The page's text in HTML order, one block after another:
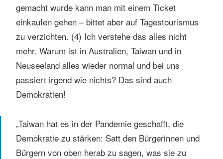
gemacht wurde kann man mit einem Ticket
einkaufen gehen – bittet aber auf Tagestourismus
zu verzichten. (4) Ich verstehe das alles nicht
mehr. Warum ist in Australien, Taiwan und in
Neuseeland alles wieder normal und bei uns
passiert irgend wie nichts? Das sind auch
Demokratien!
„Taiwan hat es in der Pandemie geschafft, die
Demokratie zu stärken: Satt den Bürgerinnen und
Bürgern von oben herab zu sagen, was sie zu